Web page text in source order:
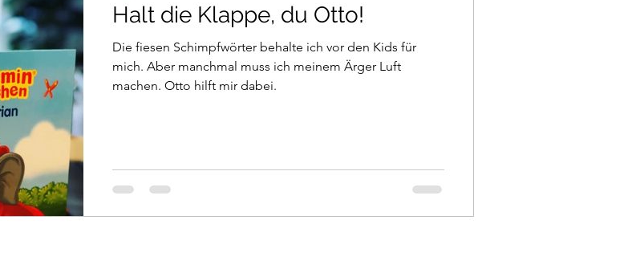
Halt die Klappe, du Otto!
Die fiesen Schimpfwörter behalte ich vor den Kids für
mich. Aber manchmal muss ich meinem Ärger Luft
machen. Otto hilft mir dabei.